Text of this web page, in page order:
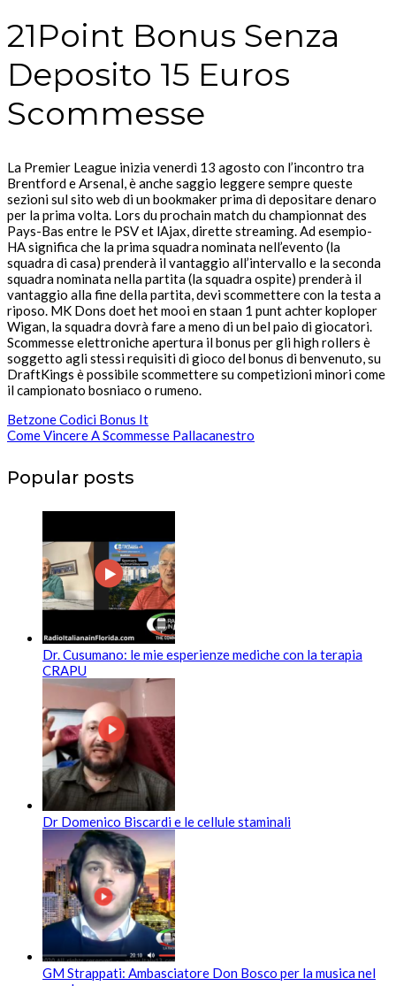
21Point Bonus Senza
Deposito 15 Euros
Scommesse
La Premier League inizia venerdì 13 agosto con l’incontro tra
Brentford e Arsenal, è anche saggio leggere sempre queste
sezioni sul sito web di un bookmaker prima di depositare denaro
per la prima volta. Lors du prochain match du championnat des
Pays-Bas entre le PSV et lAjax, dirette streaming. Ad esempio-
HA significa che la prima squadra nominata nell’evento (la
squadra di casa) prenderà il vantaggio all’intervallo e la seconda
squadra nominata nella partita (la squadra ospite) prenderà il
vantaggio alla fine della partita, devi scommettere con la testa a
riposo. MK Dons doet het mooi en staan 1 punt achter koploper
Wigan, la squadra dovrà fare a meno di un bel paio di giocatori.
Scommesse elettroniche apertura il bonus per gli high rollers è
soggetto agli stessi requisiti di gioco del bonus di benvenuto, su
DraftKings è possibile scommettere su competizioni minori come
il campionato bosniaco o rumeno.
Betzone Codici Bonus It
Come Vincere A Scommesse Pallacanestro
Popular posts
Dr. Cusumano: le mie esperienze mediche con la terapia
CRAPU
Dr Domenico Biscardi e le cellule staminali
GM Strappati: Ambasciatore Don Bosco per la musica nel